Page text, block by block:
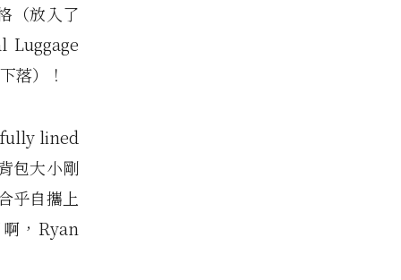
（放入了
落）！
fully lined
包大小剛
乎自攜上
，Ryan